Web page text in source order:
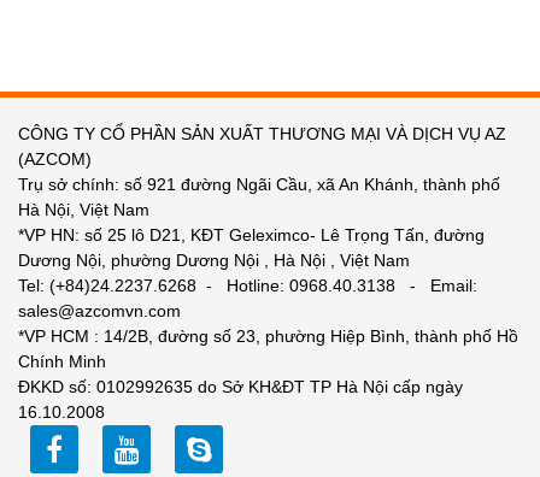
CÔNG TY CỔ PHẦN SẢN XUẤT THƯƠNG MẠI VÀ DỊCH VỤ AZ
(AZCOM)
Trụ sở chính: số 921 đường Ngãi Cầu, xã An Khánh, thành phố
Hà Nội, Việt Nam
*VP HN: số 25 lô D21, KĐT Geleximco- Lê Trọng Tấn, đường
Dương Nội, phường Dương Nội , Hà Nội , Việt Nam
Tel: (+84)24.2237.6268 - Hotline: 0968.40.3138 - Email:
sales@azcomvn.com
*VP HCM : 14/2B, đường số 23, phường Hiệp Bình, thành phố Hồ
Chính Minh
ĐKKD số: 0102992635 do Sở KH&ĐT TP Hà Nội cấp ngày
16.10.2008